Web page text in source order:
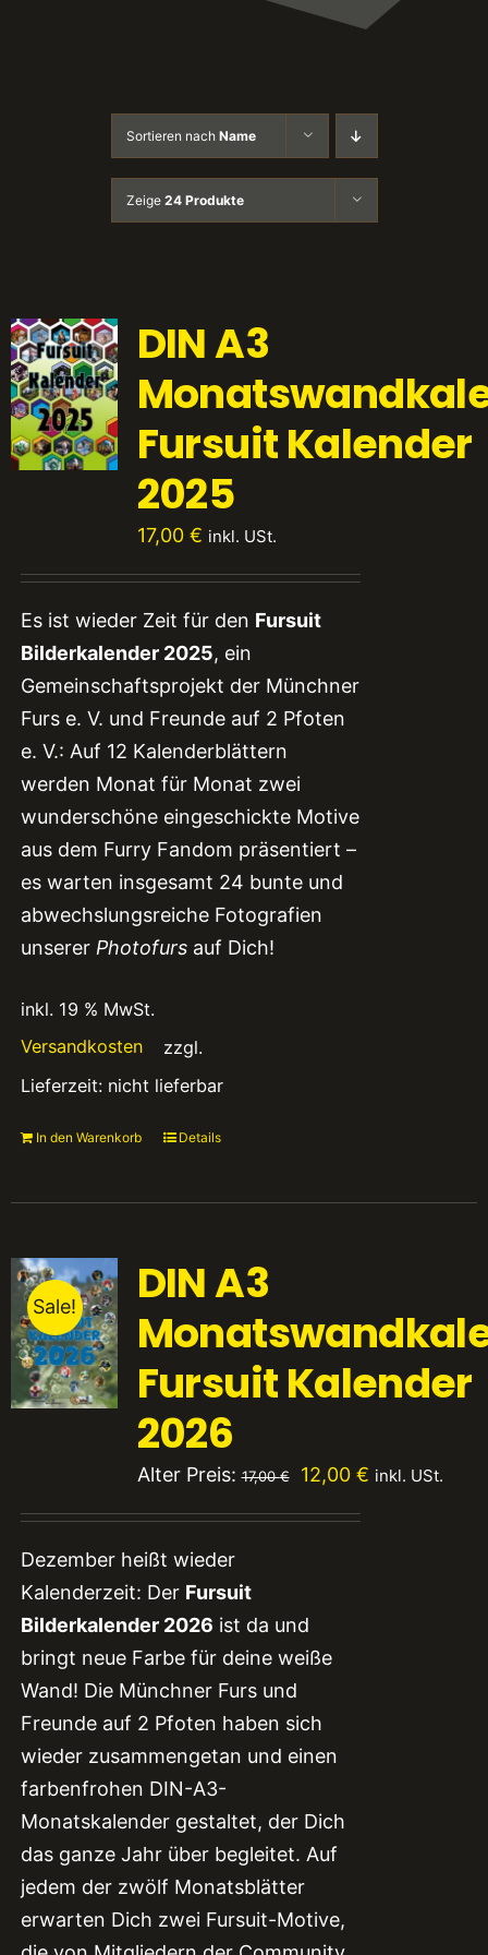
Sortieren nach Name
Zeige 24 Produkte
DIN A3
Fursuit Kalender
2025
17,00 € inkl. USt.
Es ist wieder Zeit für den Fursuit
Bilderkalender 2025, ein
Gemeinschaftsprojekt der Münchner
Furs e. V. und Freunde auf 2 Pfoten
e. V.: Auf 12 Kalenderblättern
werden Monat für Monat zwei
wunderschöne eingeschickte Motive
aus dem Furry Fandom präsentiert –
es warten insgesamt 24 bunte und
abwechslungsreiche Fotografien
unserer Photofursauf Dich!
inkl. 19 % MwSt.
zzgl.
Versandkosten
Lieferzeit: nicht lieferbar
In den Warenkorb Details
Sale!
DIN A3
Fursuit Kalender
2026
Alter Preis: 17,00€
Ursprünglicher
12,00 €Aktueller
inkl. USt.
Dezember heißt wieder
Kalenderzeit: Der Fursuit
Bilderkalender 2026 ist da und
bringt neue Farbe für deine weiße
Wand! Die Münchner Furs und
Freunde auf 2 Pfoten haben sich
wieder zusammengetan und einen
farbenfrohen DIN-A3-
Monatskalender gestaltet, der Dich
das ganze Jahr über begleitet. Auf
jedem der zwölf Monatsblätter
erwarten Dich zwei Fursuit-Motive,